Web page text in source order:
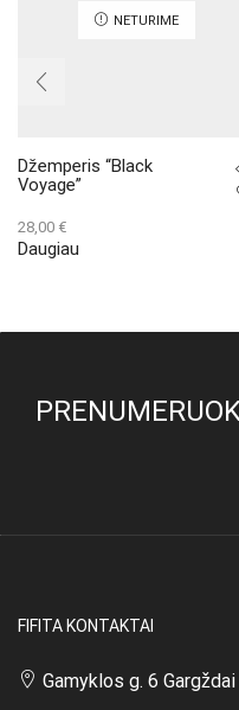
NETURIME
Džemperis “Black
Voyage”
28,00 €
Daugiau
FIFITA KONTAKTAI
Gamyklos g. 6 Gargždai